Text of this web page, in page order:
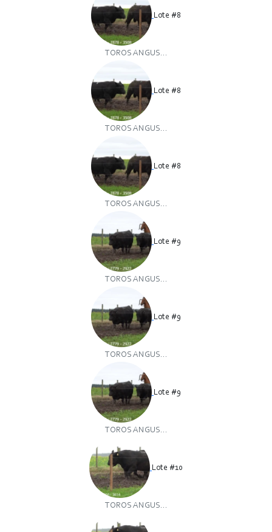
Lote #8
TOROS ANGUS...
Lote #8
TOROS ANGUS...
Lote #8
TOROS ANGUS...
Lote #9
TOROS ANGUS...
Lote #9
TOROS ANGUS...
Lote #9
TOROS ANGUS...
Lote #10
TOROS ANGUS...